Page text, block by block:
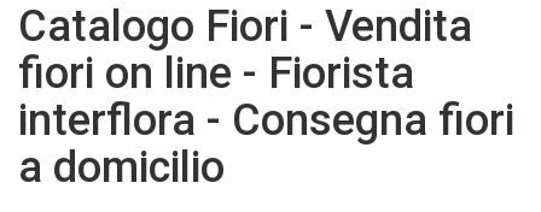
Catalogo Fiori - Vendita
fiori on line - Fiorista
interflora - Consegna fiori
a domicilio